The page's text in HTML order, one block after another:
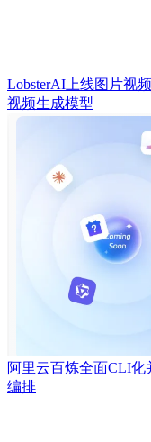
LobsterAI上线图片视
视频生成模型
阿里云百炼全面CLI化
编排